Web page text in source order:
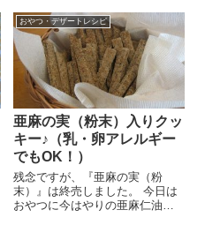
絶対おいしいポイントは『バウ
ムクーヘ...
おやつ・デザートレシピ
亜麻の実（粉末）入りクッ
キー♪（乳・卵アレルギー
でもOK！）
残念ですが、『亜麻の実（粉
末）』は終売しました。 今日は
おやつに今はやりの亜麻仁油の